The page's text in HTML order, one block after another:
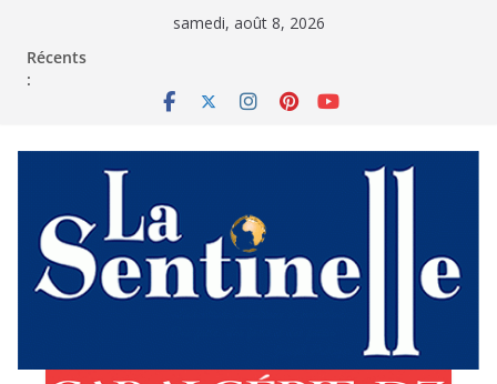
samedi, août 8, 2026
Récents
: